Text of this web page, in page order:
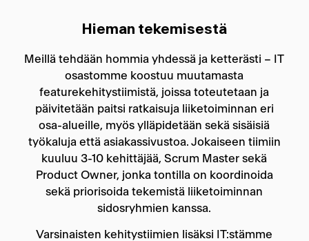
Hieman tekemisestä
Meillä tehdään hommia yhdessä ja ketterästi – IT
osastomme koostuu muutamasta
featurekehitystiimistä, joissa toteutetaan ja
päivitetään paitsi ratkaisuja liiketoiminnan eri
osa-alueille, myös ylläpidetään sekä sisäisiä
työkaluja että asiakassivustoa. Jokaiseen tiimiin
kuuluu 3-10 kehittäjää, Scrum Master sekä
Product Owner, jonka tontilla on koordinoida
sekä priorisoida tekemistä liiketoiminnan
sidosryhmien kanssa.
Varsinaisten kehitystiimien lisäksi IT:stämme